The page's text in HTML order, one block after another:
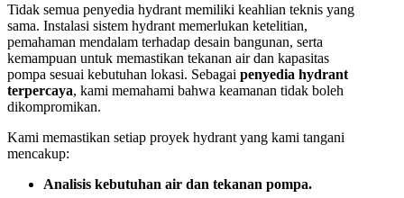
Tidak semua penyedia hydrant memiliki keahlian teknis yang
sama. Instalasi sistem hydrant memerlukan ketelitian,
pemahaman mendalam terhadap desain bangunan, serta
kemampuan untuk memastikan tekanan air dan kapasitas
pompa sesuai kebutuhan lokasi. Sebagai penyedia hydrant
terpercaya, kami memahami bahwa keamanan tidak boleh
dikompromikan.
Kami memastikan setiap proyek hydrant yang kami tangani
mencakup:
Analisis kebutuhan air dan tekanan pompa.